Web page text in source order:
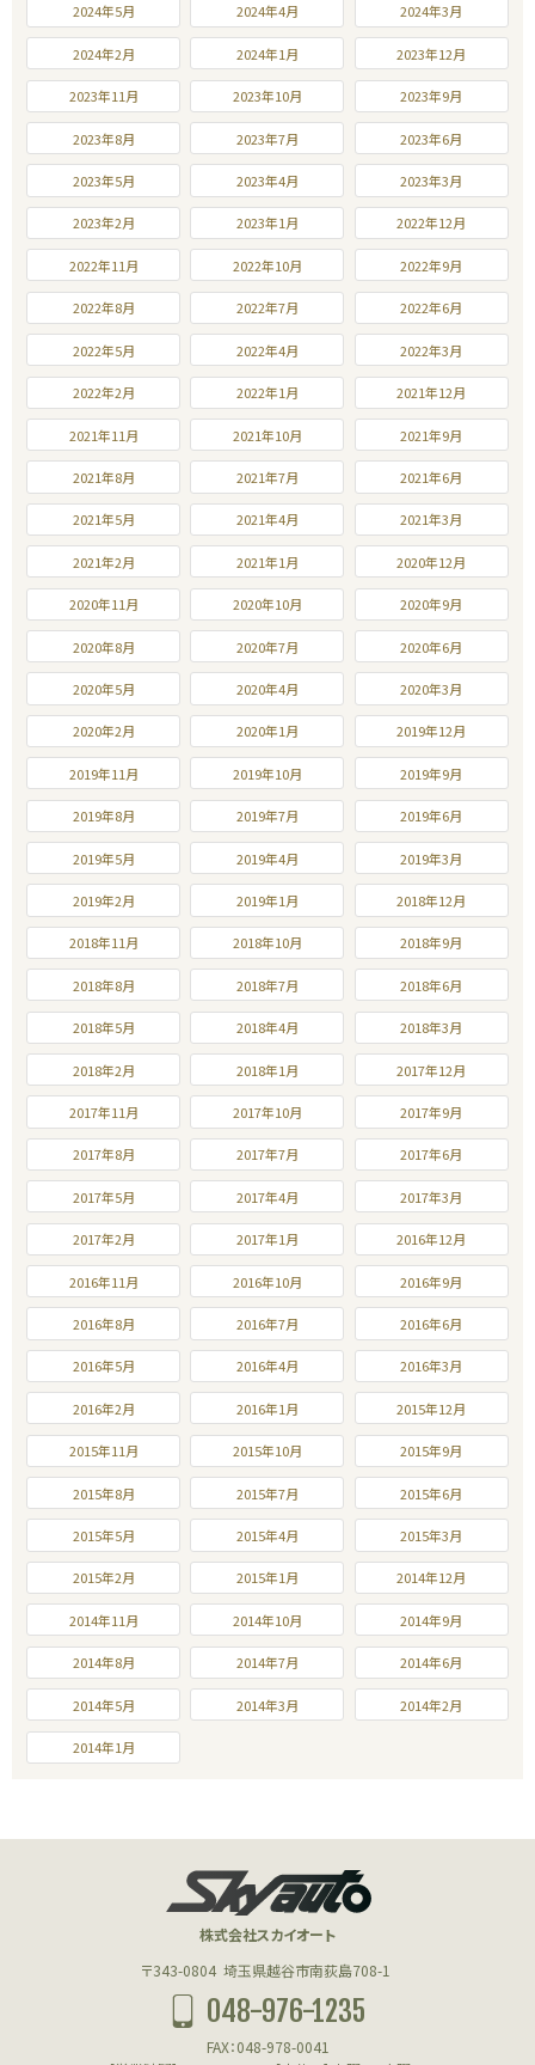
2024年5月 2024年4月 2024年3月
2024年2月 2024年1月 2023年12月
2023年11月 2023年10月 2023年9月
2023年8月 2023年7月 2023年6月
2023年5月 2023年4月 2023年3月
2023年2月 2023年1月 2022年12月
2022年11月 2022年10月 2022年9月
2022年8月 2022年7月 2022年6月
2022年5月 2022年4月 2022年3月
2022年2月 2022年1月 2021年12月
2021年11月 2021年10月 2021年9月
2021年8月 2021年7月 2021年6月
2021年5月 2021年4月 2021年3月
2021年2月 2021年1月 2020年12月
2020年11月 2020年10月 2020年9月
2020年8月 2020年7月 2020年6月
2020年5月 2020年4月 2020年3月
2020年2月 2020年1月 2019年12月
2019年11月 2019年10月 2019年9月
2019年8月 2019年7月 2019年6月
2019年5月 2019年4月 2019年3月
2019年2月 2019年1月 2018年12月
2018年11月 2018年10月 2018年9月
2018年8月 2018年7月 2018年6月
2018年5月 2018年4月 2018年3月
2018年2月 2018年1月 2017年12月
2017年11月 2017年10月 2017年9月
2017年8月 2017年7月 2017年6月
2017年5月 2017年4月 2017年3月
2017年2月 2017年1月 2016年12月
2016年11月 2016年10月 2016年9月
2016年8月 2016年7月 2016年6月
2016年5月 2016年4月 2016年3月
2016年2月 2016年1月 2015年12月
2015年11月 2015年10月 2015年9月
2015年8月 2015年7月 2015年6月
2015年5月 2015年4月 2015年3月
2015年2月 2015年1月 2014年12月
2014年11月 2014年10月 2014年9月
2014年8月 2014年7月 2014年6月
2014年5月 2014年3月 2014年2月
2014年1月
株式会社スカイオート
〒343-0804 埼玉県越谷市南荻島708-1
048-976-1235
FAX：048-978-0041